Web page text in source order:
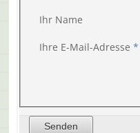
Ihr Name
Ihre E-Mail-Adresse *